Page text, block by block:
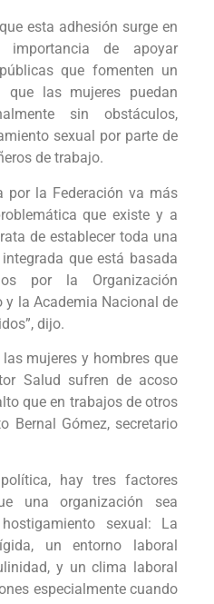
esta adhesión surge en
importancia de apoyar
que fomenten un
las mujeres puedan
sin obstáculos,
sexual por parte de
de trabajo.
por la Federación va más
que existe y a
de establecer toda una
que está basada
por la Organización
y la Academia Nacional de
dijo.
mujeres y hombres que
Salud sufren de acoso
que en trabajos de otros
Bernal Gómez, secretario
hay tres factores
una organización sea
sexual: La
un entorno laboral
y un clima laboral
especialmente cuando